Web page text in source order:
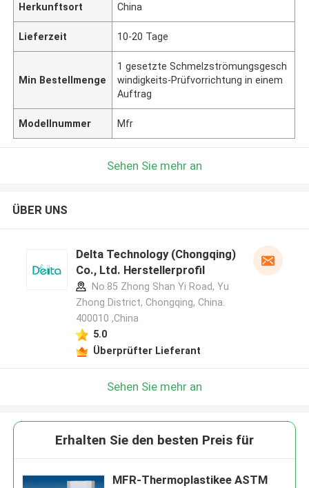
Herkunftsort China
Lieferzeit 10-20 Tage
Min Bestellmenge
1 gesetzte Schmelzströmungsgesch
windigkeits-Prüfvorrichtung in einem
Auftrag
Modellnummer Mfr
Sehen Sie mehr an
ÜBER UNS
Delta Technology (Chongqing)
Co., Ltd. Herstellerprofil
No.85 Zhong Shan Yi Road, Yu
Zhong District, Chongqing, China.
400010 ,China
5.0
Überprüfter Lieferant
Sehen Sie mehr an
Erhalten Sie den besten Preis für
MFR-Thermoplastikee ASTM